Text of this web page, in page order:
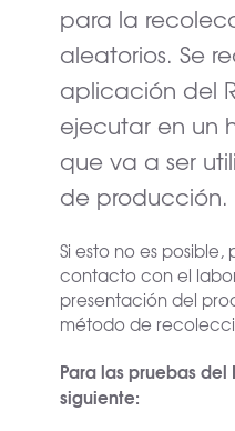
para la
aleatorios. Se
aplicación del
ejecutar en un
que va a ser
de producción.
Si esto no es
contacto con el
presentación del
método de
Para las pruebas del
siguiente: